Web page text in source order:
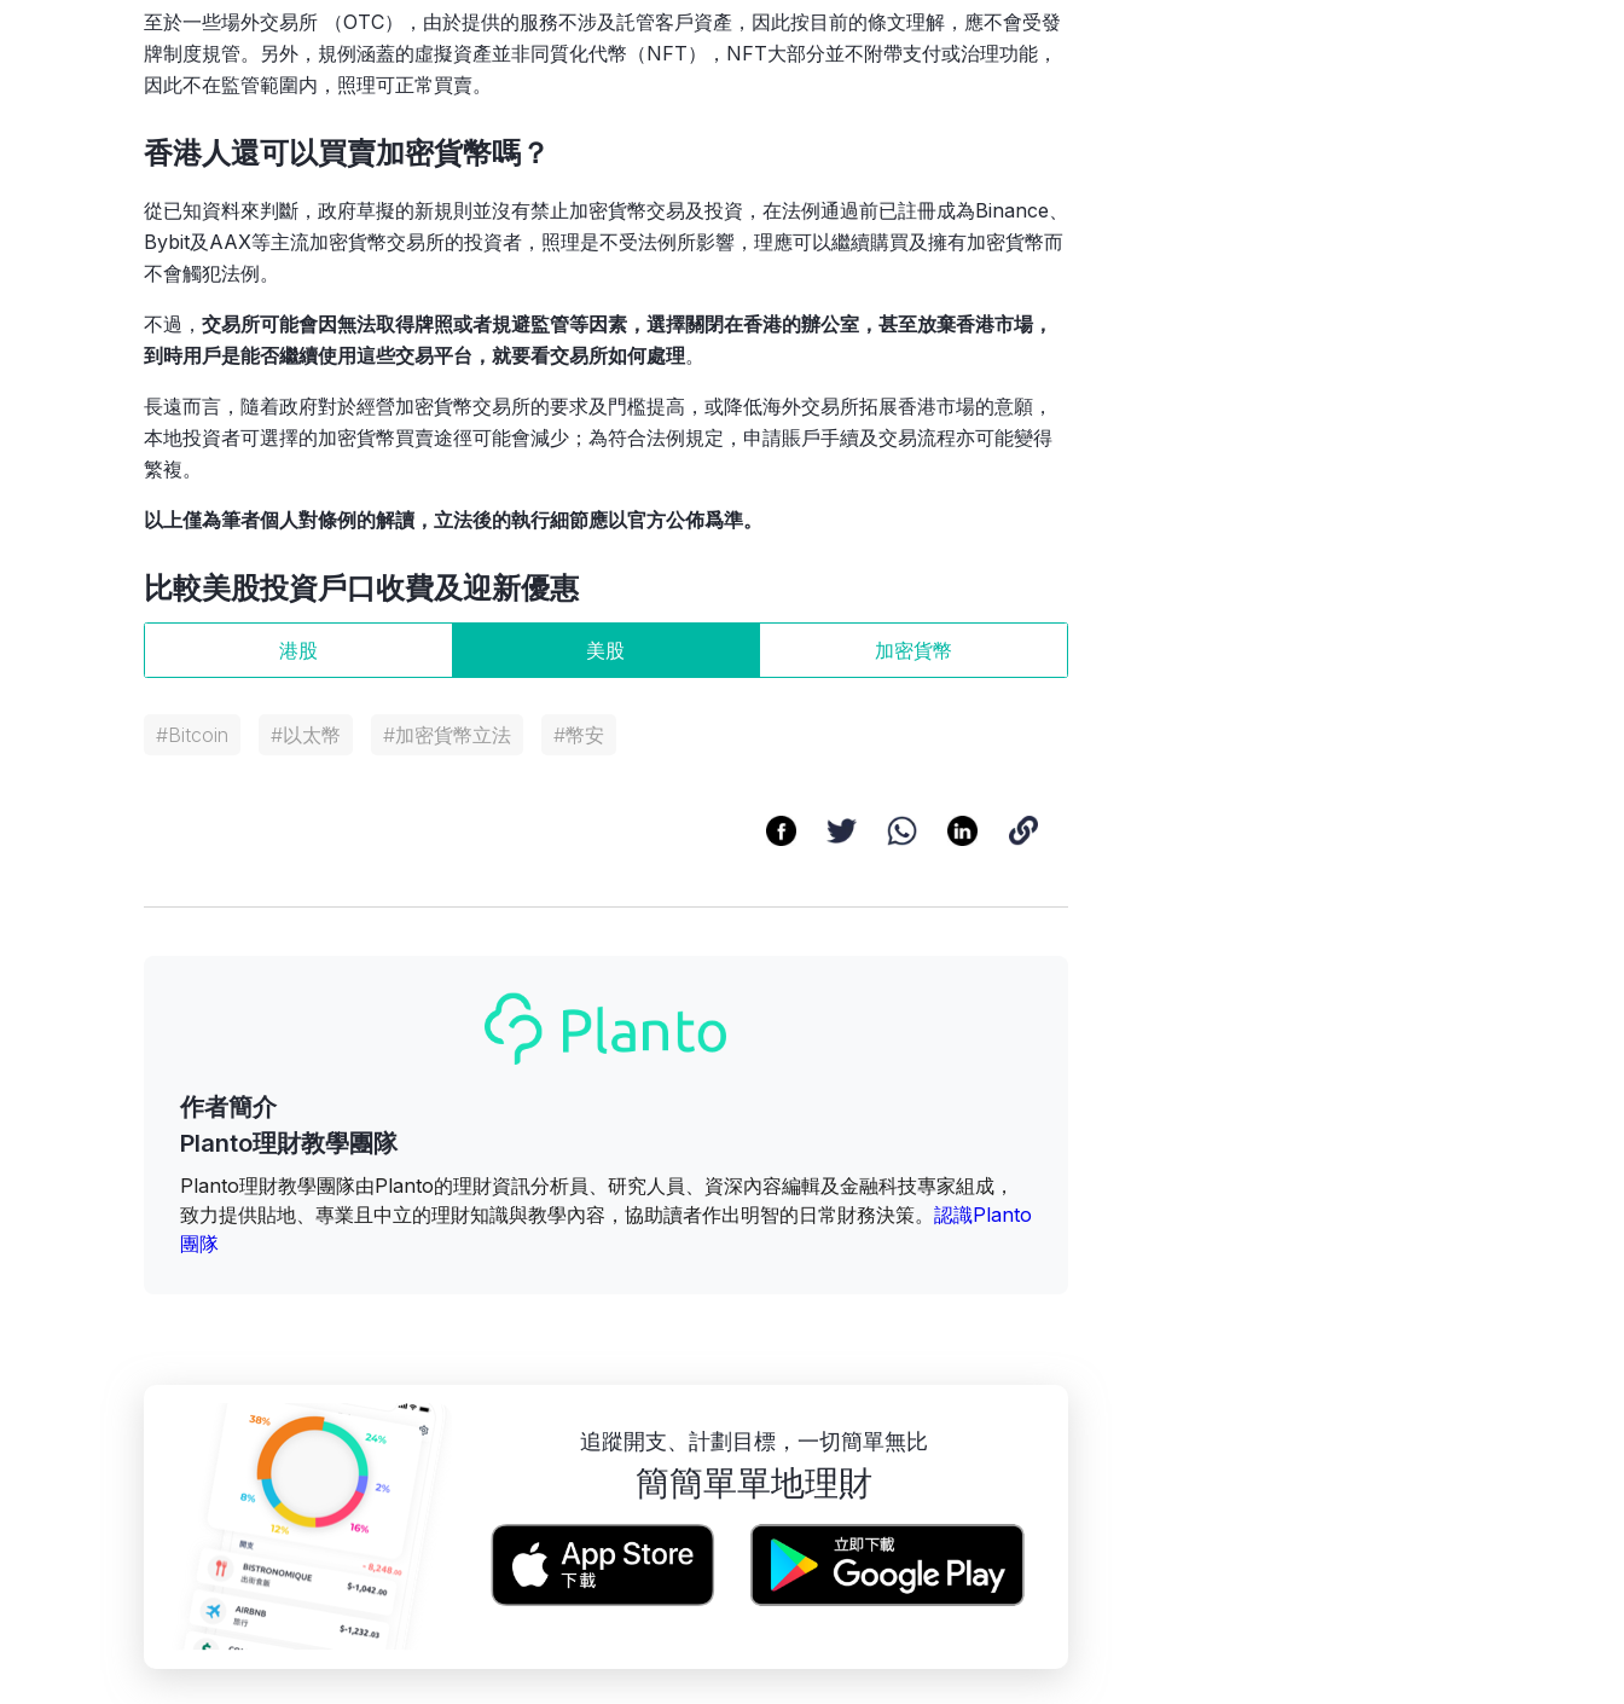
至於一些場外交易所 （OTC），由於提供的服務不涉及託管客戶資產，因此按目前的條文理解，應不會受發
牌制度規管。另外，規例涵蓋的虛擬資產並非同質化代幣（NFT），NFT大部分並不附帶支付或治理功能，
因此不在監管範圍内，照理可正常買賣。
香港人還可以買賣加密貨幣嗎？
從已知資料來判斷，政府草擬的新規則並沒有禁止加密貨幣交易及投資，在法例通過前已註冊成為Binance、
Bybit及AAX等主流加密貨幣交易所的投資者，照理是不受法例所影響，理應可以繼續購買及擁有加密貨幣而
不會觸犯法例。
不過， 交易所可能會因無法取得牌照或者規避監管等因素，選擇關閉在香港的辦公室，甚至放棄香港市場，
到時用戶是能否繼續使用這些交易平台，就要看交易所如何處理。
長遠而言，隨着政府對於經營加密貨幣交易所的要求及門檻提高，或降低海外交易所拓展香港市場的意願，
本地投資者可選擇的加密貨幣買賣途徑可能會減少；為符合法例規定，申請賬戶手續及交易流程亦可能變得
繁複。
以上僅為筆者個人對條例的解讀，立法後的執行細節應以官方公佈爲準。
比較美股投資戶口收費及迎新優惠
港股 美股 加密貨幣
#Bitcoin #以太幣 #加密貨幣立法 #幣安
作者簡介
Planto理財教學團隊
Planto理財教學團隊由Planto的理財資訊分析員、研究人員、資深內容編輯及金融科技專家組成，
致力提供貼地、專業且中立的理財知識與教學內容，協助讀者作出明智的日常財務決策。 認識Planto
團隊
追蹤開支、計劃目標，一切簡單無比
簡簡單單地理財